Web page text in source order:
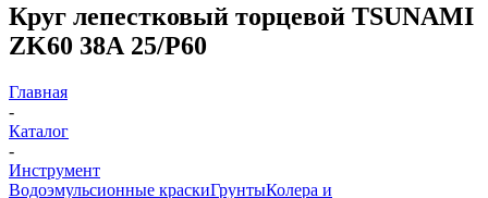
Круг лепестковый торцевой TSUNAMI
ZK60 38А 25/Р60
Главная
-
Каталог
-
Инструмент
Водоэмульсионные краскиГрунтыКолера и